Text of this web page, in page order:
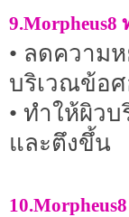
• ลดความ
บริเวณข้อศ
• ทำให้ผิว
และตึงขึ้น